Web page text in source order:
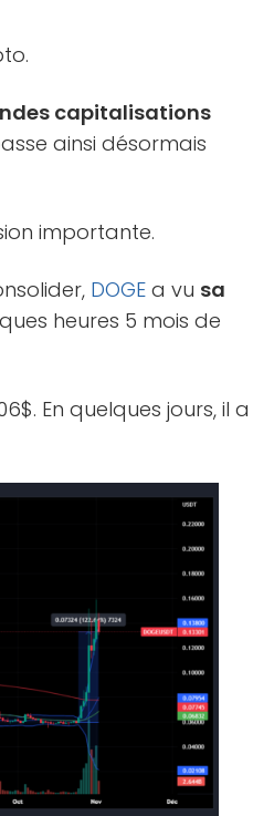
capitalisations
ainsi désormais
importante.
DOGE a vu sa
heures 5 mois de
En quelques jours, il a